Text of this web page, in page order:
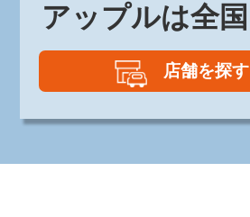
アップルは全国
店舗を探す